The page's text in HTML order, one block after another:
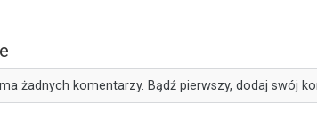
żadnych komentarzy. Bądź pierwszy, dodaj swój